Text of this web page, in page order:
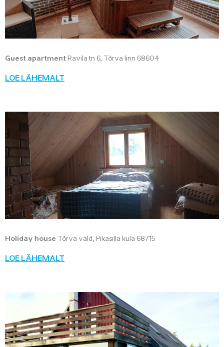
Guest apartment Ravila tn 6, Tõrva linn 68604
LOE LÄHEMALT
Holiday house Tõrva vald, Pikasilla küla 68715
LOE LÄHEMALT